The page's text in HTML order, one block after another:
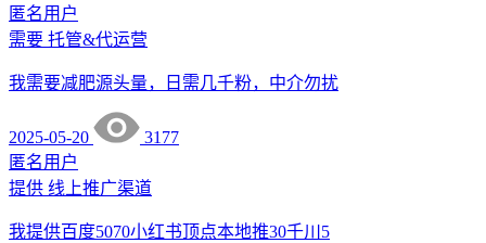
匿名用户
需要 托管&代运营
我需要减肥源头量，日需几千粉，中介勿扰
2025-05-20
3177
匿名用户
提供 线上推广渠道
我提供百度5070小红书顶点本地推30千川5